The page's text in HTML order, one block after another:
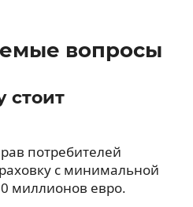
вопросы
стоит
потребителей
с минимальной
миллионов евро.